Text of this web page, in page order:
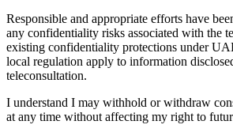
Responsible and appropriate efforts have
any confidentiality risks associated with the
existing confidentiality protections under
local regulation apply to information
teleconsultation.
I understand I may withhold or withdraw
at any time without affecting my right to